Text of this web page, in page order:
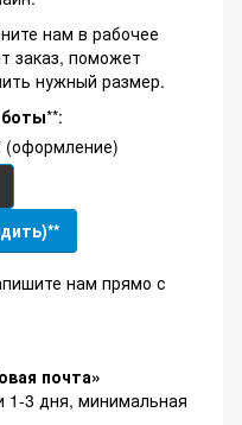
нам в рабочее
заказ, поможет
нужный размер.
**:
нам прямо с
почта»
1-3 дня, минимальная